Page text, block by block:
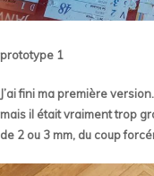
prototype 1
J’ai fini ma première
mais il était vraiment trop
de 2 ou 3 mm, du coup